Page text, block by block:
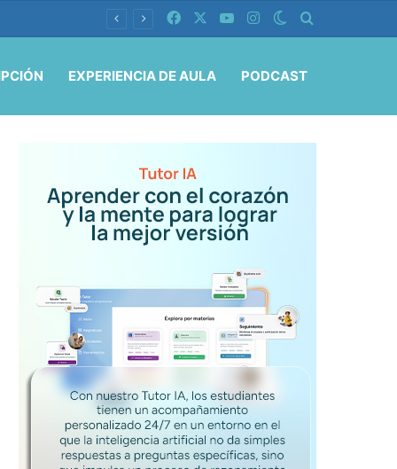
Facebook YouTubeInstagramSwitch skin
EXPERIENCIA DE AULA PODCAST